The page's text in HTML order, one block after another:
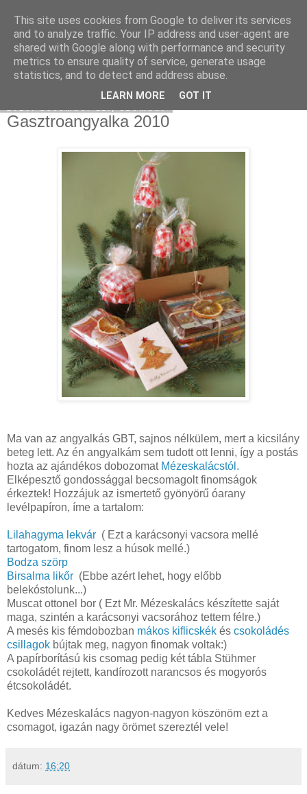
Moha Konyha
Gasztroangyalka 2010
Ma van az angyalkás GBT, sajnos nélkülem, mert a kicsilány
beteg lett. Az én angyalkám sem tudott ott lenni, így a postás
hozta az ajándékos dobozomat Mézeskalácstól.
Elképesztő gondossággal becsomagolt finomságok
érkeztek! Hozzájuk az ismertető gyönyörű óarany
levélpapíron, íme a tartalom:
Lilahagyma lekvár ( Ezt a karácsonyi vacsora mellé
tartogatom, finom lesz a húsok mellé.)
Bodza szörp
Birsalma likőr (Ebbe azért lehet, hogy előbb
belekóstolunk...)
Muscat ottonel bor ( Ezt Mr. Mézeskalács készítette saját
maga, szintén a karácsonyi vacsorához tettem félre.)
A mesés kis fémdobozban mákos kiflicskék és csokoládés
csillagok bújtak meg, nagyon finomak voltak:)
A papírborítású kis csomag pedig két tábla Stühmer
csokoládét rejtett, kandírozott narancsos és mogyorós
étcsokoládét.
Kedves Mézeskalács nagyon-nagyon köszönöm ezt a
csomagot, igazán nagy örömet szereztél vele!
dátum: 16:20
This site uses cookies from Google to deliver its services
and to analyze traffic. Your IP address and user-agent are
shared with Google along with performance and security
metrics to ensure quality of service, generate usage
statistics, and to detect and address abuse.
LEARN MORE GOT IT